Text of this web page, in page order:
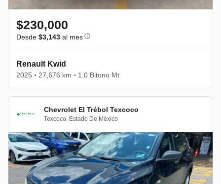
$230,000
Desde $3,143 al mes
Renault Kwid
2025 • 27,676 km • 1.0 Bitono Mt
Chevrolet El Trébol Texcoco
Texcoco, Estado De México